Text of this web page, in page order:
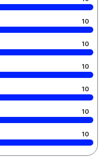
10
10
10
10
10
10